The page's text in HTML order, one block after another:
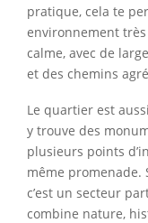
pratique, cela te
environnement
calme, avec de
et des chemins
Le quartier est
y trouve des
plusieurs points
même promenade.
c’est un secteur
combine nature,